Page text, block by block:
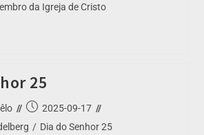
da Igreja de Cristo
25
2025-09-17
/ Dia do Senhor 25